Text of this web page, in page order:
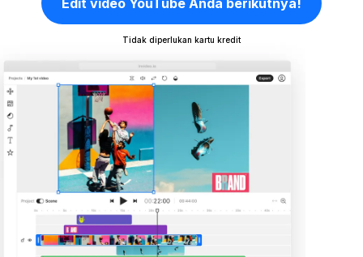
Edit video YouTube Anda berikutnya!
Tidak diperlukan kartu kredit